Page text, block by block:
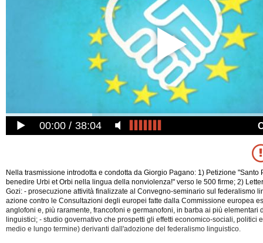
00:00 38:04
Nella trasmissione introdotta e condotta da Giorgio Pagano: 1) Petizione "Santo
benedire Urbi et Orbi nella lingua della nonviolenza!" verso le 500 firme; 2)
Gozi: - prosecuzione attività finalizzate al Convegno-seminario sul federalismo
azione contro le Consultazioni degli europei fatte dalla Commissione europea
anglofoni e, più raramente, francofoni e germanofoni, in barba ai più elementari
linguistici; - studio governativo che prospetti gli effetti economico-sociali, politici
medio e lungo termine) derivanti dall'adozione del federalismo linguistico.